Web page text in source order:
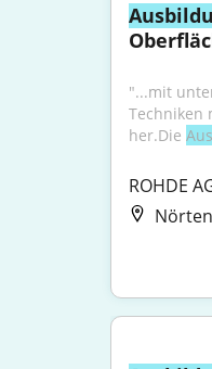
"...mit
Techniken
her.Die
ROHDE